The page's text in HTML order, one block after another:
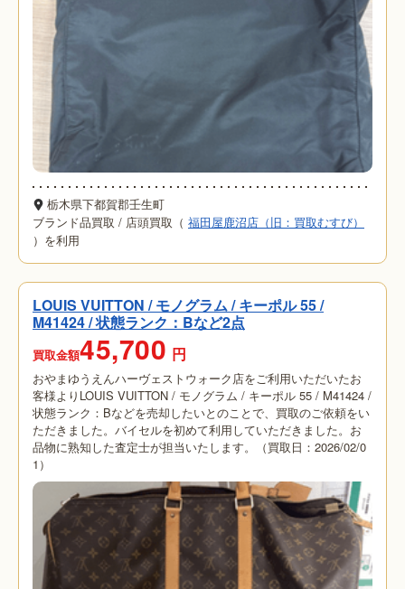
栃木県下都賀郡壬生町
ブランド品買取 / 店頭買取（ 福田屋鹿沼店（旧：買取むすび）
）を利用
LOUIS VUITTON / モノグラム / キーポル 55 /
M41424 / 状態ランク：Bなど2点
買取金額45,700 円
おやまゆうえんハーヴェストウォーク店をご利用いただいたお
客様よりLOUIS VUITTON / モノグラム / キーポル 55 / M41424 /
状態ランク：Bなどを売却したいとのことで、買取のご依頼をい
ただきました。バイセルを初めて利用していただきました。お
品物に熟知した査定士が担当いたします。（買取日：2026/02/0
1）